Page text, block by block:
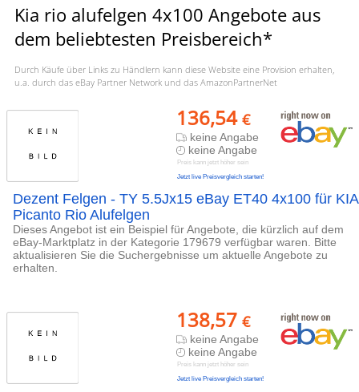
Kia rio alufelgen 4x100 Angebote aus
dem beliebtesten Preisbereich*
Durch Käufe über Links zu Händlern kann diese Website eine Provision erhalten,
u.a. durch das eBay Partner Network und das AmazonPartnerNet
136,54 €
keine Angabe
keine Angabe
Preis kann jetzt höher sein
Jetzt live Preisvergleich starten!
Dezent Felgen - TY 5.5Jx15 eBay ET40 4x100 für KIA
Picanto Rio Alufelgen
Dieses Angebot ist ein Beispiel für Angebote, die kürzlich auf dem
eBay-Marktplatz in der Kategorie 179679 verfügbar waren. Bitte
aktualisieren Sie die Suchergebnisse um aktuelle Angebote zu
erhalten.
138,57 €
keine Angabe
keine Angabe
Preis kann jetzt höher sein
Jetzt live Preisvergleich starten!